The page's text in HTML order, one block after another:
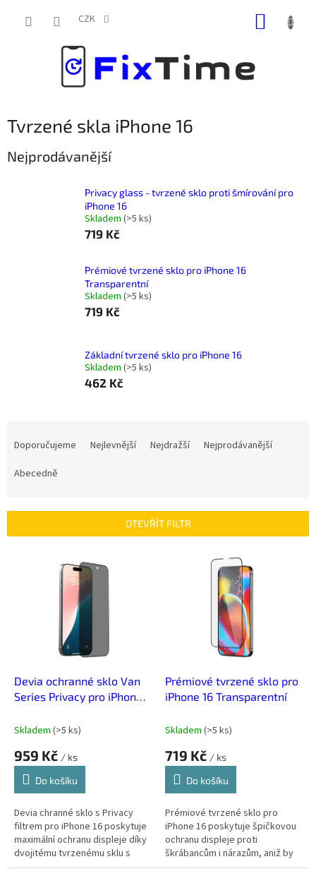
CZK
Tvrzené skla iPhone 16
Nejprodávanější
Privacy glass - tvrzené sklo proti šmírování pro
iPhone 16
Skladem (>5 ks)
719 Kč
Prémiové tvrzené sklo pro iPhone 16
Transparentní
Skladem (>5 ks)
719 Kč
Základní tvrzené sklo pro iPhone 16
Skladem (>5 ks)
462 Kč
r
Doporučujeme Nejlevnější Nejdražší
Nejprodávanější
Abecedně
OTEVŘÍT FILTR
Devia ochranné sklo Van
Series Privacy pro iPhone
Skladem (>5 ks)
959 Kč / ks
Do košíku
Devia chranné sklo s Privacy
filtrem pro iPhone 16 poskytuje
maximální ochranu displeje díky
dvojitému tvrzenému sklu s
tvrdostí 9H, elegantnímu
Prémiové tvrzené sklo pro
iPhone 16 Transparentní
Skladem (>5 ks)
719 Kč / ks
Do košíku
Prémiové tvrzené sklo pro
iPhone 16 poskytuje špičkovou
ochranu displeje proti
škrábancům i nárazům, aniž by
ovlivnilo jeho jas a citlivost na